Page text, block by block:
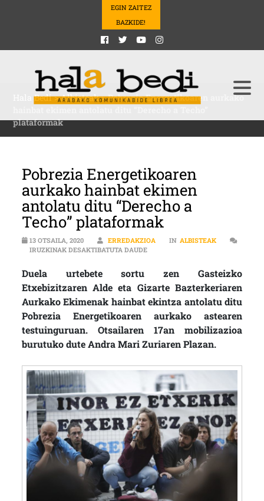
EGIN ZAITEZ
BAZKIDE!
Hala Bedi>Albisteak>Pobrezia Energetikoaren aurkako
plataformak
Pobrezia Energetikoaren
aurkako hainbat ekimen
antolatu ditu “Derecho a
Techo” plataformak
13 OTSAILA, 2020 ERREDAKZIOA IN ALBISTEAK
IRUZKINAK DESAKTIBATUTA DAUDEPOBREZIA ENERGETIKOAREN
Duela urtebete sortu zen Gasteizko
Etxebizitzaren Alde eta Gizarte Bazterkeriaren
Aurkako Ekimenak hainbat ekintza antolatu ditu
Pobrezia Energetikoaren aurkako astearen
testuinguruan. Otsailaren 17an mobilizazioa
burutuko dute Andra Mari Zuriaren Plazan.